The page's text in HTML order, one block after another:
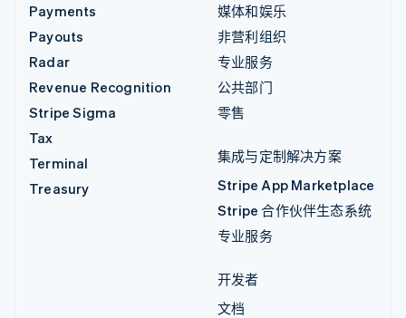
Payments
Payouts
Radar
Revenue Recognition
Stripe Sigma
Tax
Terminal
Treasury
媒体和娱乐
非营利组织
专业服务
公共部门
零售
集成与定制解决方案
Stripe App Marketplace
Stripe 合作伙伴生态系统
专业服务
开发者
文档